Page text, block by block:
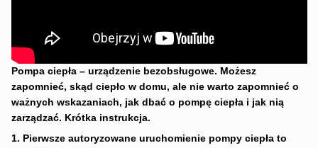
Pompa ciepła – urządzenie bezobsługowe. Możesz
zapomnieć, skąd ciepło w domu, ale nie warto zapomnieć o
ważnych wskazaniach, jak dbać o pompę ciepła i jak nią
zarządzać. Krótka instrukcja.
1. Pierwsze autoryzowane uruchomienie pompy ciepła to